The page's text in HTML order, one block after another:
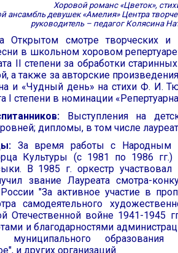
Хоровой романс «Цветок»,
ансамбль девушек «Амелия» Центра
руководитель – педагог Колясина
смотре творческих и
в школьном хоровом
II степени за обработки
а также за авторские
и «Чудный день» на стихи Ф. И.
I степени в номинации
Выступления на
дипломы, в том числе
За время работы с Народным
Культуры (с 1981 по 1986
В 1985 г. оркестр
звание Лауреата смотра-
"За активное участие в
самодеятельного
Отечественной войне 1941-1945
и благодарностями
муниципального
и других организаций.